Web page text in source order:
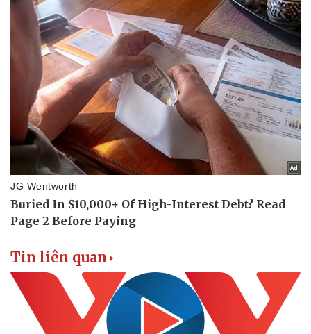
Tin liên quan